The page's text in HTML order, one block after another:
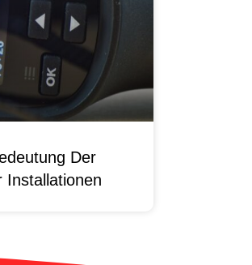
Der
Installationen